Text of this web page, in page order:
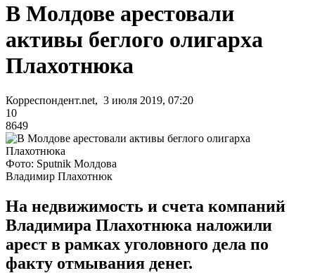
В Молдове арестовали
активы беглого олигарха
Плахотнюка
Корреспондент.net, 3 июля 2019, 07:20
10
8649
Фото: Sputnik Молдова
Владимир Плахотнюк
На недвижимость и счета компаний
Владимира Плахотнюка наложили
арест в рамках уголовного дела по
факту отмывания денег.